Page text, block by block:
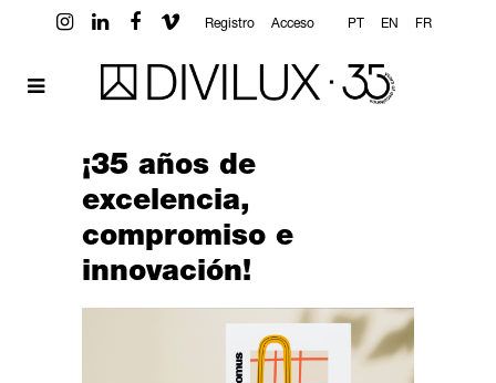
Registro Acceso PT EN FR
¡35 años de
excelencia,
compromiso e
innovación!